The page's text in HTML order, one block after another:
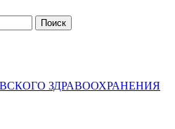
ЗДРАВООХРАНЕНИЯ